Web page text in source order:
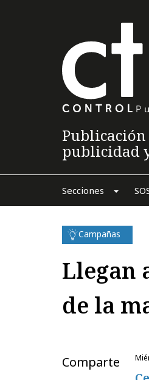
publicidad
Secciones
Campañas
Llegan
de la
Comparte